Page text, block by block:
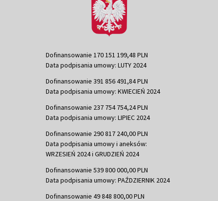
Dofinansowanie 170 151 199,48 PLN
Data podpisania umowy: LUTY 2024
Dofinansowanie 391 856 491,84 PLN
Data podpisania umowy: KWIECIEŃ 2024
Dofinansowanie 237 754 754,24 PLN
Data podpisania umowy: LIPIEC 2024
Dofinansowanie 290 817 240,00 PLN
Data podpisania umowy i aneksów:
WRZESIEŃ 2024 i GRUDZIEŃ 2024
Dofinansowanie 539 800 000,00 PLN
Data podpisania umowy: PAŹDZIERNIK 2024
Dofinansowanie 49 848 800,00 PLN